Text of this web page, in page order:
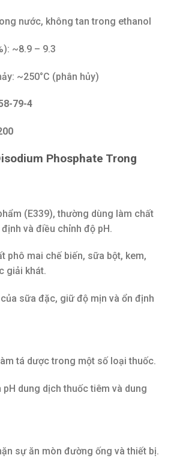
nước, không tan trong ethanol
~8.9 – 9.3
~250°C (phân hủy)
79-4
Phosphate Trong
(E339), thường dùng làm chất
và điều chỉnh độ pH.
phô mai chế biến, sữa bột, kem,
giải khát.
sữa đặc, giữ độ mịn và ổn định
tá dược trong một số loại thuốc.
pH dung dịch thuốc tiêm và dung
sự ăn mòn đường ống và thiết bị.